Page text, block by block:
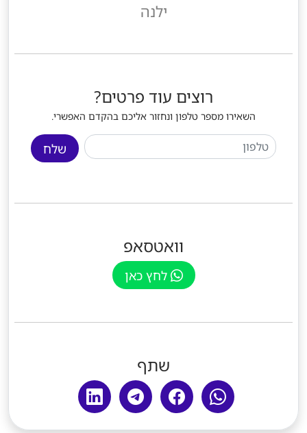
ילנה
רוצים עוד פרטים?
השאירו מספר טלפון ונחזור אליכם בהקדם האפשרי.
שלח
וואטסאפ
לחץ כאן
שתף